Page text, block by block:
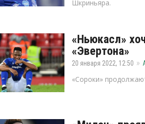
Шкриньяра.
«Ньюкасл»
«Эвертона»
20 января 2022, 12:50
«Сороки»